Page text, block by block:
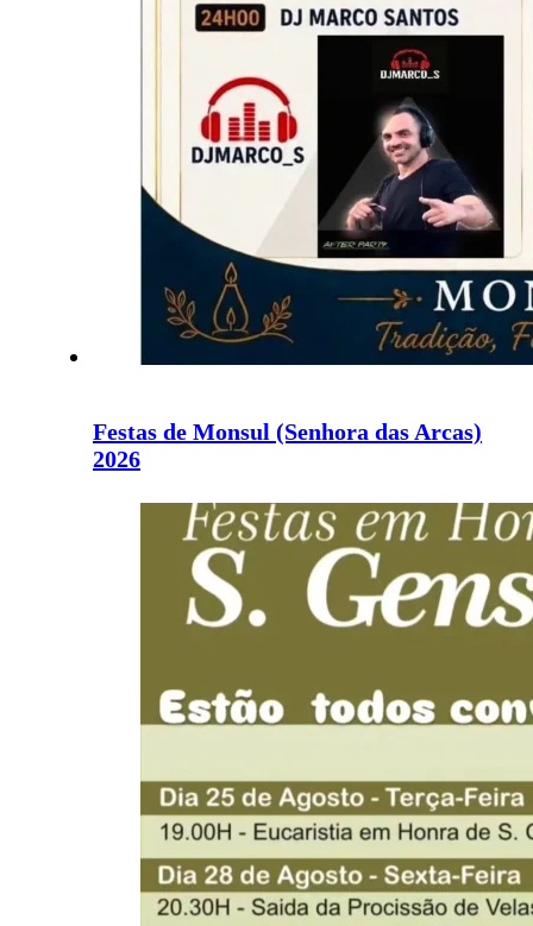
Festas de Monsul (Senhora das Arcas)
2026